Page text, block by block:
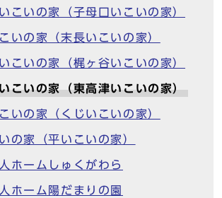
こいの家（子母口いこいの家）
いの家（末長いこいの家）
こいの家（梶ヶ谷いこいの家）
こいの家（東高津いこいの家）
いの家（くじいこいの家）
の家（平いこいの家）
ホームしゅくがわら
ホーム陽だまりの園